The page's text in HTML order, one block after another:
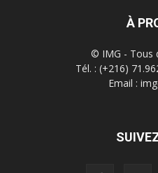
À
© IMG - Tous
Tél. : (+216)
Email :